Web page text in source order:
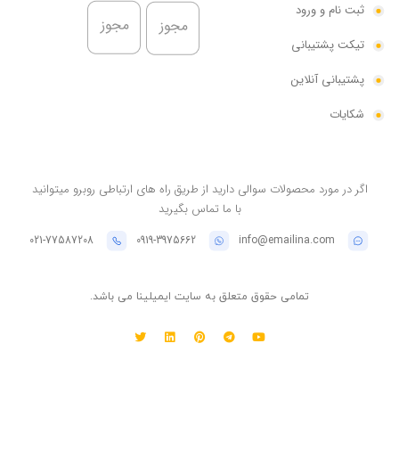
ثبت نام و ورود
تیکت پشتیبانی
پشتیبانی آنلاین
شکایات
اگر در مورد محصولات سوالی دارید از طریق راه های ارتباطی روبرو میتوانید
با ما تماس بگیرید
info@emailina.com
0919-3975662
021-77587208
تمامی حقوق متعلق به سایت ایمیلینا می باشد.